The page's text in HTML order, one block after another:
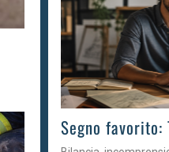
>
Segno favorito: